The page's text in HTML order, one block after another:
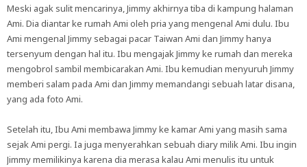
Meski agak sulit mencarinya, Jimmy akhirnya tiba di kampung halaman
Ami. Dia diantar ke rumah Ami oleh pria yang mengenal Ami dulu. Ibu
Ami mengenal Jimmy sebagai pacar Taiwan Ami dan Jimmy hanya
tersenyum dengan hal itu. Ibu mengajak Jimmy ke rumah dan mereka
mengobrol sambil membicarakan Ami. Ibu kemudian menyuruh Jimmy
memberi salam pada Ami dan Jimmy memandangi sebuah latar disana,
yang ada foto Ami.
Setelah itu, Ibu Ami membawa Jimmy ke kamar Ami yang masih sama
sejak Ami pergi. Ia juga menyerahkan sebuah diary milik Ami. Ibu ingin
Jimmy memilikinya karena dia merasa kalau Ami menulis itu untuk